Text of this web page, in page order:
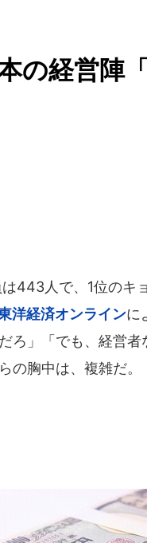
の経営陣
443人で、1位のキ
洋経済オンラインに
ろ」「でも、経営者
の胸中は、複雑だ。